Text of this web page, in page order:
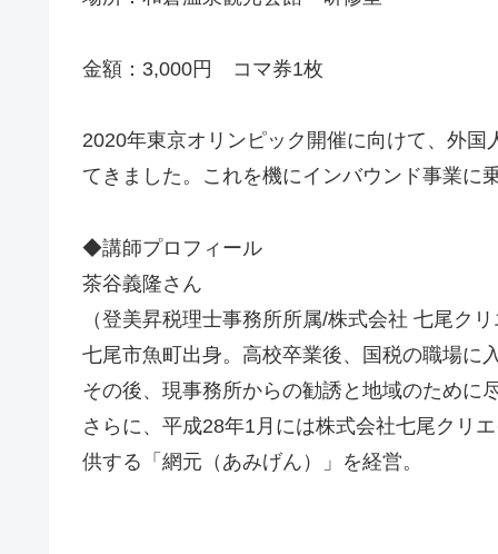
金額：3,000円 コマ券1枚
2020年東京オリンピック開催に向けて、外
てきました。これを機にインバウンド事業に
◆講師プロフィール
茶谷義隆さん
（登美昇税理士事務所所属/株式会社 七尾ク
七尾市魚町出身。高校卒業後、国税の職場に
その後、現事務所からの勧誘と地域のために
さらに、平成28年1月には株式会社七尾クリ
供する「網元（あみげん）」を経営。